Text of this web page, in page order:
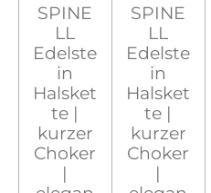
SPINE
LL
Edelste
in
Halsket
te |
kurzer
Choker
|
SPINE
LL
Edelste
in
Halsket
te |
kurzer
Choker
|